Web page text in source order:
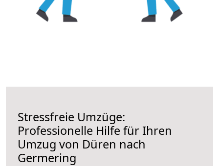
Stressfreie Umzüge:
Professionelle Hilfe für Ihren
Umzug von Düren nach
Germering